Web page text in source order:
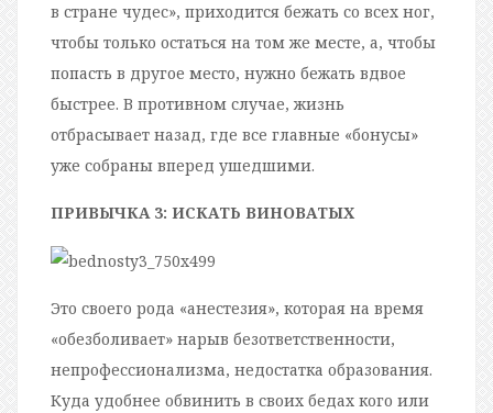
в стране чудес», приходится бежать со всех ног,
чтобы только остаться на том же месте, а, чтобы
попасть в другое место, нужно бежать вдвое
быстрее. В противном случае, жизнь
отбрасывает назад, где все главные «бонусы»
уже собраны вперед ушедшими.
ПРИВЫЧКА 3: ИСКАТЬ ВИНОВАТЫХ
Это своего рода «анестезия», которая на время
«обезболивает» нарыв безответственности,
непрофессионализма, недостатка образования.
Куда удобнее обвинить в своих бедах кого или